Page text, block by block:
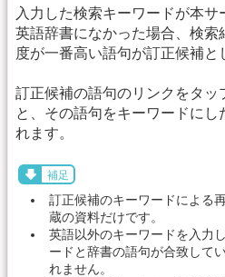
入力した検索キーワードが本サ
英語辞書になかった場合、検索
度が一番高い語句が訂正候補と
訂正候補の語句のリンクをタッ
と、その語句をキーワードにし
れます。
補足
訂正候補のキーワードによる
蔵の資料だけです。
英語以外のキーワードを入力
ードと辞書の語句が合致して
れません。